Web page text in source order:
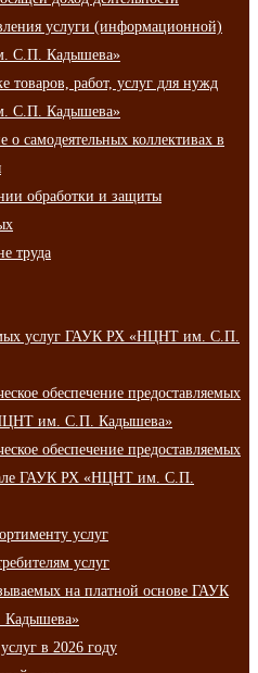
услуги (информационной)
С.П. Кадышева»
товаров, работ, услуг для нужд
С.П. Кадышева»
самодеятельных коллективах в
обработки и защиты
труда
услуг ГАУК РХ «НЦНТ им. С.П.
обеспечение предоставляемых
им. С.П. Кадышева»
обеспечение предоставляемых
ГАУК РХ «НЦНТ им. С.П.
услуг
услуг
на платной основе ГАУК
в 2026 году